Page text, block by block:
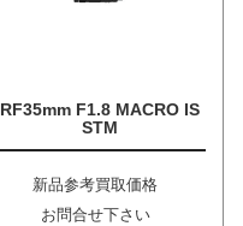
RF35mm F1.8 MACRO IS
STM
新品参考買取価格
お問合せ下さい